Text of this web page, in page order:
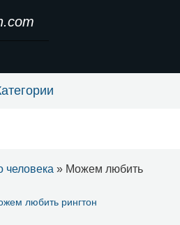
человека » Можем любить
любить рингтон